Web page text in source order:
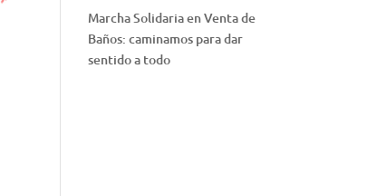
Marcha Solidaria en Venta de
Baños: caminamos para dar
sentido a todo